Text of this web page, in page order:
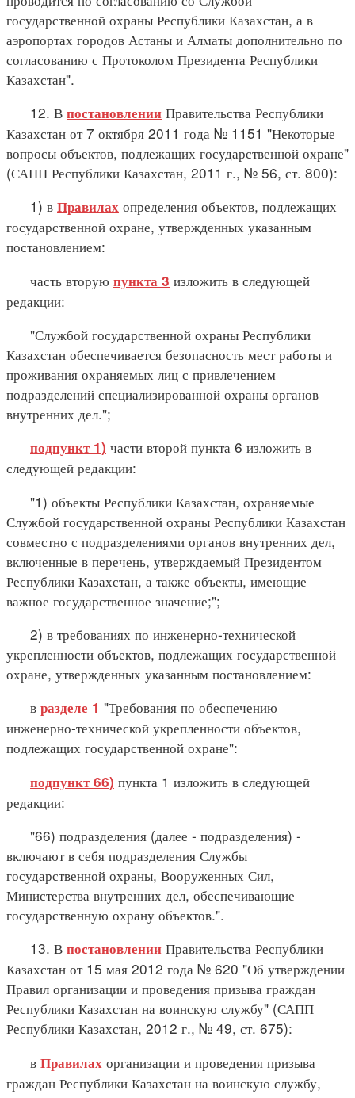
государственной охраны Республики Казахстан, а в
аэропортах городов Астаны и Алматы дополнительно по
согласованию с Протоколом Президента Республики
Казахстан".
12. В постановлении Правительства Республики
Казахстан от 7 октября 2011 года № 1151 "Некоторые
вопросы объектов, подлежащих государственной охране"
(САПП Республики Казахстан, 2011 г., № 56, ст. 800):
1) в Правилах определения объектов, подлежащих
государственной охране, утвержденных указанным
постановлением:
часть вторую пункта 3 изложить в следующей
редакции:
"Службой государственной охраны Республики
Казахстан обеспечивается безопасность мест работы и
проживания охраняемых лиц с привлечением
подразделений специализированной охраны органов
внутренних дел.";
подпункт 1) части второй пункта 6 изложить в
следующей редакции:
"1) объекты Республики Казахстан, охраняемые
Службой государственной охраны Республики Казахстан
совместно с подразделениями органов внутренних дел,
включенные в перечень, утверждаемый Президентом
Республики Казахстан, а также объекты, имеющие
важное государственное значение;";
2) в требованиях по инженерно-технической
укрепленности объектов, подлежащих государственной
охране, утвержденных указанным постановлением:
в разделе 1 "Требования по обеспечению
инженерно-технической укрепленности объектов,
подлежащих государственной охране":
подпункт 66) пункта 1 изложить в следующей
редакции:
"66) подразделения (далее - подразделения) -
включают в себя подразделения Службы
государственной охраны, Вооруженных Сил,
Министерства внутренних дел, обеспечивающие
государственную охрану объектов.".
13. В постановлении Правительства Республики
Казахстан от 15 мая 2012 года № 620 "Об утверждении
Правил организации и проведения призыва граждан
Республики Казахстан на воинскую службу" (САПП
Республики Казахстан, 2012 г., № 49, ст. 675):
в Правилах организации и проведения призыва
граждан Республики Казахстан на воинскую службу,